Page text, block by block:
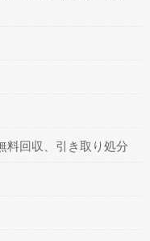
料回収、引き取り処分